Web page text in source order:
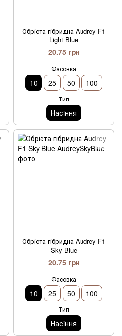
Обрієта гібридна Audrey F1
Light Blue
20.75 грн
Фасовка
10 25 50 100
Тип
Насiння
Обрієта гібридна Audrey F1
Sky Blue
20.75 грн
Фасовка
10 25 50 100
Тип
Насiння